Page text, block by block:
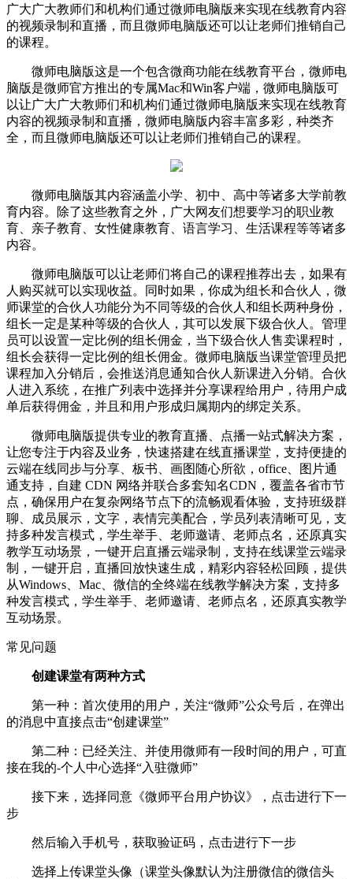
广大广大教师们和机构们通过微师电脑版来实现在线教育内容
的视频录制和直播，而且微师电脑版还可以让老师们推销自己
的课程。
微师电脑版这是一个包含微商功能在线教育平台，微师电
脑版是微师官方推出的专属Mac和Win客户端，微师电脑版可
以让广大广大教师们和机构们通过微师电脑版来实现在线教育
内容的视频录制和直播，微师电脑版内容丰富多彩，种类齐
全，而且微师电脑版还可以让老师们推销自己的课程。
微师电脑版其内容涵盖小学、初中、高中等诸多大学前教
育内容。除了这些教育之外，广大网友们想要学习的职业教
育、亲子教育、女性健康教育、语言学习、生活课程等等诸多
内容。
微师电脑版可以让老师们将自己的课程推荐出去，如果有
人购买就可以实现收益。同时如果，你成为组长和合伙人，微
师课堂的合伙人功能分为不同等级的合伙人和组长两种身份，
组长一定是某种等级的合伙人，其可以发展下级合伙人。管理
员可以设置一定比例的组长佣金，当下级合伙人售卖课程时，
组长会获得一定比例的组长佣金。微师电脑版当课堂管理员把
课程加入分销后，会推送消息通知合伙人新课进入分销。合伙
人进入系统，在推广列表中选择并分享课程给用户，待用户成
单后获得佣金，并且和用户形成归属期内的绑定关系。
微师电脑版提供专业的教育直播、点播一站式解决方案，
让您专注于内容及业务，快速搭建在线直播课堂，支持便捷的
云端在线同步与分享、板书、画图随心所欲，office、图片通
通支持，自建 CDN 网络并联合多套知名CDN，覆盖各省市节
点，确保用户在复杂网络节点下的流畅观看体验，支持班级群
聊、成员展示，文字，表情完美配合，学员列表清晰可见，支
持多种发言模式，学生举手、老师邀请、老师点名，还原真实
教学互动场景，一键开启直播云端录制，支持在线课堂云端录
制，一键开启，直播回放快速生成，精彩内容轻松回顾，提供
从Windows、Mac、微信的全终端在线教学解决方案，支持多
种发言模式，学生举手、老师邀请、老师点名，还原真实教学
互动场景。
常见问题
创建课堂有两种方式
第一种：首次使用的用户，关注“微师”公众号后，在弹出
的消息中直接点击“创建课堂”
第二种：已经关注、并使用微师有一段时间的用户，可直
接在我的-个人中心选择“入驻微师”
接下来，选择同意《微师平台用户协议》，点击进行下一
步
然后输入手机号，获取验证码，点击进行下一步
选择上传课堂头像（课堂头像默认为注册微信的微信头